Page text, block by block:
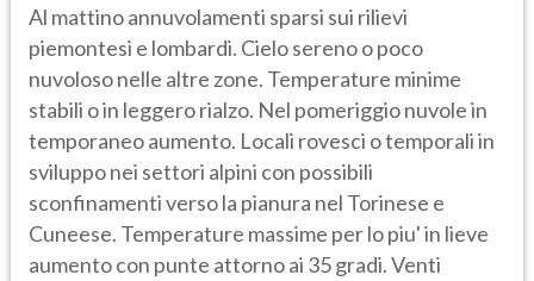
Al mattino annuvolamenti sparsi sui rilievi
piemontesi e lombardi. Cielo sereno o poco
nuvoloso nelle altre zone. Temperature minime
stabili o in leggero rialzo. Nel pomeriggio nuvole in
temporaneo aumento. Locali rovesci o temporali in
sviluppo nei settori alpini con possibili
sconfinamenti verso la pianura nel Torinese e
Cuneese. Temperature massime per lo piu' in lieve
aumento con punte attorno ai 35 gradi. Venti